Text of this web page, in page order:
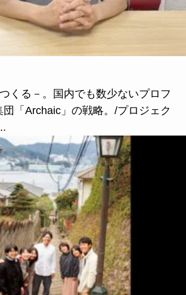
くる－。国内でも数少ないプロフ
団「Archaic」の戦略。/プロジェク